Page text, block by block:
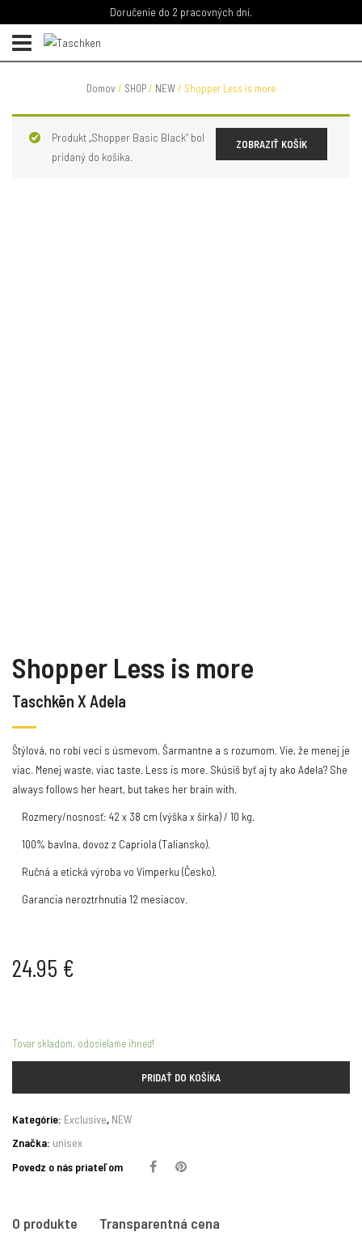
Doručenie do 2 pracovných dní.
Domov / SHOP/ NEW/ Shopper Less is more
ZOBRAZIŤ KOŠÍK
Produkt „Shopper Basic Black“ bol
pridaný do košíka.
Shopper Less is more
Taschkēn X Adela
Štýlová, no robí veci s úsmevom. Šarmantne a s rozumom. Vie, že menej je
viac. Menej waste, viac taste. Less is more. Skúsiš byť aj ty ako Adela? She
always follows her heart, but takes her brain with.
Rozmery/nosnosť: 42 x 38 cm (výška x šírka) / 10 kg.
100% bavlna, dovoz z Capriola (Taliansko).
Ručná a etická výroba vo Vimperku (Česko).
Garancia neroztrhnutia 12 mesiacov.
24.95 €
Tovar skladom, odosielame ihneď!
PRIDAŤ DO KOŠÍKA
Kategórie: Exclusive, NEW
Značka: unisex
Povedz o nás priateľom
O produkte Transparentná cena